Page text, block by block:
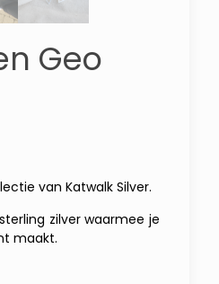
Geo
van Katwalk Silver.
zilver waarmee je
maakt.